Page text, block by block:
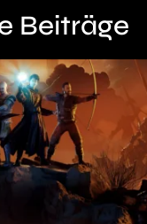
Beiträge